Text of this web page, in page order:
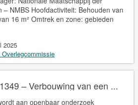
– NMBS Hoofdactiviteit: Behouden van
16 m² Omtrek en zone: gebieden
2025
– Verbouwing van een ...
aan openbaar onderzoek